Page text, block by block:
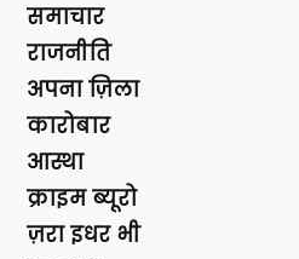
समाचार
राजनीति
अपना ज़िला
कारोबार
आस्था
क्राइम ब्यूरो
ज़रा इधर भी